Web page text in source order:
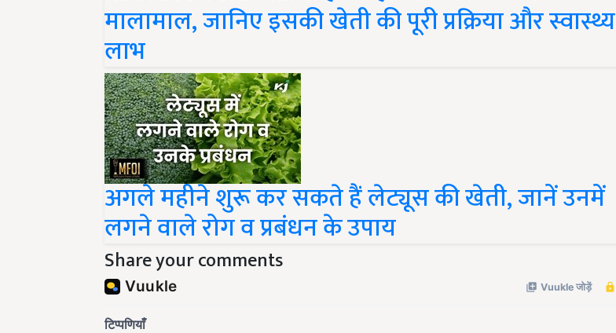
मालामाल, जानिए इसकी खेती की पूरी प्रक्रिया और स्वास्थ्य
लाभ
अगले महीने शुरू कर सकते हैं लेट्यूस की खेती, जानें उनमें
लगने वाले रोग व प्रबंधन के उपाय
Share your comments